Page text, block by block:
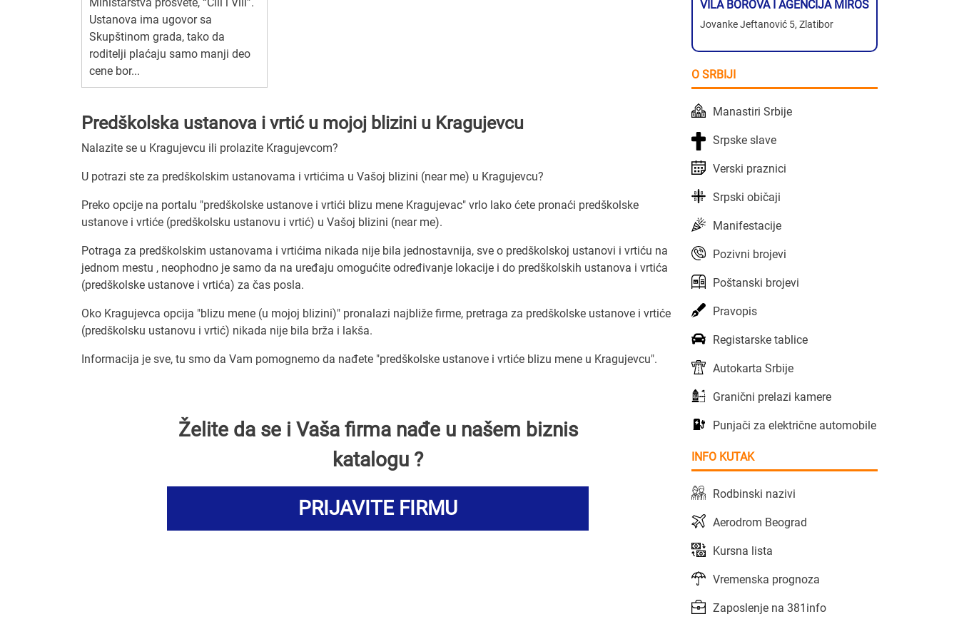
Ustanova ima ugovor sa
Skupštinom grada, tako da
roditelji plaćaju samo manji deo
cene bor...
Predškolska ustanova i vrtić u mojoj blizini u Kragujevcu
Nalazite se u Kragujevcu ili prolazite Kragujevcom?
U potrazi ste za predškolskim ustanovama i vrtićima u Vašoj blizini (near me) u Kragujevcu?
Preko opcije na portalu "predškolske ustanove i vrtići blizu mene Kragujevac" vrlo lako ćete pronaći predškolske
ustanove i vrtiće (predškolsku ustanovu i vrtić) u Vašoj blizini (near me).
Potraga za predškolskim ustanovama i vrtićima nikada nije bila jednostavnija, sve o predškolskoj ustanovi i vrtiću na
jednom mestu , neophodno je samo da na uređaju omogućite određivanje lokacije i do predškolskih ustanova i vrtića
(predškolske ustanove i vrtića) za čas posla.
Oko Kragujevca opcija "blizu mene (u mojoj blizini)" pronalazi najbliže firme, pretraga za predškolske ustanove i vrtiće
(predškolsku ustanovu i vrtić) nikada nije bila brža i lakša.
Informacija je sve, tu smo da Vam pomognemo da nađete "predškolske ustanove i vrtiće blizu mene u Kragujevcu".
Želite da se i Vaša firma nađe u našem biznis
katalogu ?
PRIJAVITE FIRMU
VILA BOROVA I AGENCIJA MIROS
Jovanke Jeftanović 5, Zlatibor
O SRBIJI
Manastiri Srbije
Srpske slave
Verski praznici
Srpski običaji
Manifestacije
Pozivni brojevi
Poštanski brojevi
Pravopis
Registarske tablice
Autokarta Srbije
Granični prelazi kamere
Punjači za električne automobile
INFO KUTAK
Rodbinski nazivi
Aerodrom Beograd
Kursna lista
Vremenska prognoza
Zaposlenje na 381info